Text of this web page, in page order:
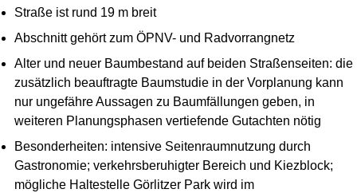
Straße ist rund 19 m breit
Abschnitt gehört zum ÖPNV- und Radvorrangnetz
Alter und neuer Baumbestand auf beiden Straßenseiten: die
zusätzlich beauftragte Baumstudie in der Vorplanung kann
nur ungefähre Aussagen zu Baumfällungen geben, in
weiteren Planungsphasen vertiefende Gutachten nötig
Besonderheiten: intensive Seitenraumnutzung durch
Gastronomie; verkehrsberuhigter Bereich und Kiezblock;
mögliche Haltestelle Görlitzer Park wird im